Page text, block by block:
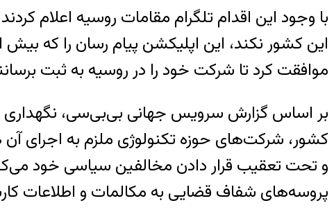
با وجود این اقدام تلگرام مقامات روسیه اعلام
موافقت کرد تا شرکت خود را در روسیه به ثبت
بر اساس گزارش سرویس جهانی بی‌بی‌سی، نگهداری
کشور،‌ شرکت‌های حوزه تکنولوژی ملزم به اجرای
و تحت تعقیب قرار دادن مخالفین سیاسی خود
پروسه‌های شفاف قضایی به مکالمات و اطلاعات